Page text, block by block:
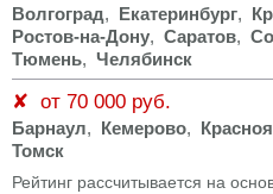
Волгоград, Екатеринбург,
Ростов-на-Дону, Саратов,
Тюмень, Челябинск
✘ от 70 000 руб.
Барнаул, Кемерово,
Томск
Рейтинг рассчитывается на